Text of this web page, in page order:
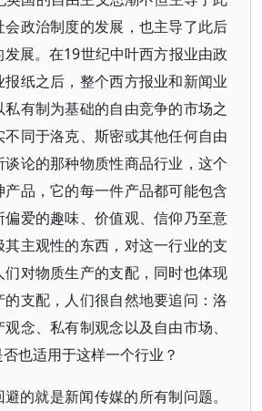
会政治制度的发展，也主导了此后
展。在19世纪中叶西方报业由政
纸之后，整个西方报业和新闻业
有制为基础的自由竞争的市场之
同于洛克、斯密或其他任何自由
论的那种物质性商品行业，这个
品，它的每一件产品都可能包含
爱的趣味、价值观、信仰乃至意
主观性的东西，对这一行业的支
对物质生产的支配，同时也体现
支配，人们很自然地要追问：洛
念、私有制观念以及自由市场、
也适用于这样一个行业？
的就是新闻传媒的所有制问题。